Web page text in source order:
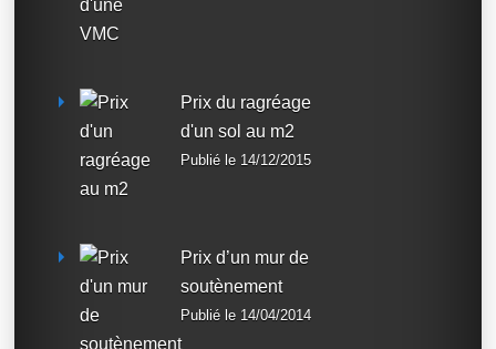
Prix du ragréage
d'un sol au m2
Publié le 14/12/2015
Prix d’un mur de
soutènement
Publié le 14/04/2014